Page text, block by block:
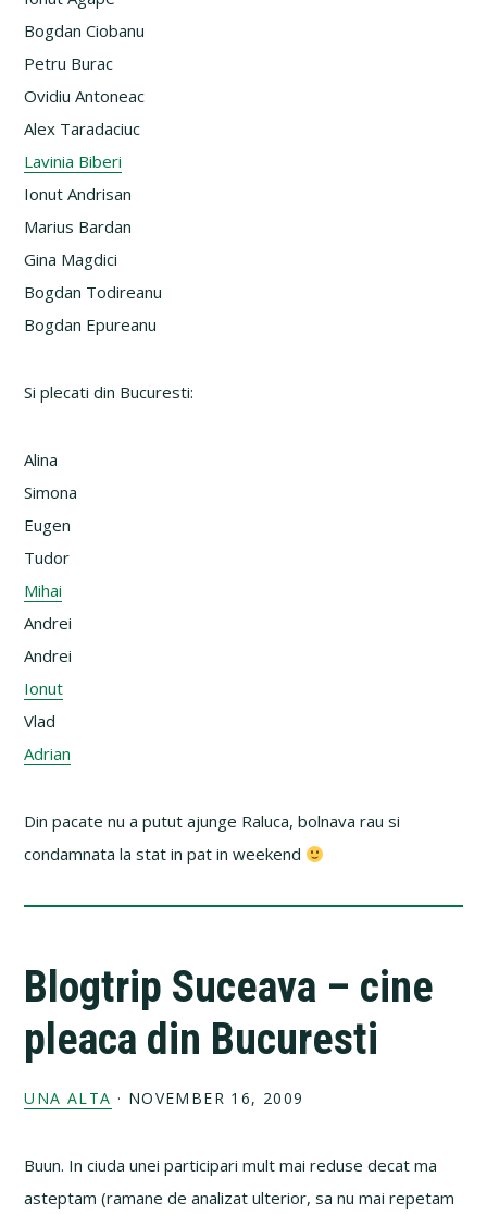
Bogdan Ciobanu
Petru Burac
Ovidiu Antoneac
Alex Taradaciuc
Lavinia Biberi
Ionut Andrisan
Marius Bardan
Gina Magdici
Bogdan Todireanu
Bogdan Epureanu
Si plecati din Bucuresti:
Alina
Simona
Eugen
Tudor
Mihai
Andrei
Andrei
Ionut
Vlad
Adrian
Din pacate nu a putut ajunge Raluca, bolnava rau si
condamnata la stat in pat in weekend
Blogtrip Suceava – cine
pleaca din Bucuresti
UNA ALTA · NOVEMBER 16, 2009
Buun. In ciuda unei participari mult mai reduse decat ma
asteptam (ramane de analizat ulterior, sa nu mai repetam